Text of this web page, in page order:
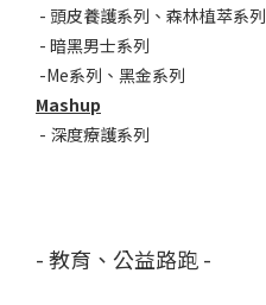
- 頭皮養護系列 、 森林植萃系列
- 暗黑男士系列
-Me系列 、 黑金系列
Mashup
- 深度療護系列
- 教育、公益路跑 -